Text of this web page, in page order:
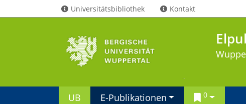
Universitätsbibliothek Kontakt
UB E-Publikationen 0